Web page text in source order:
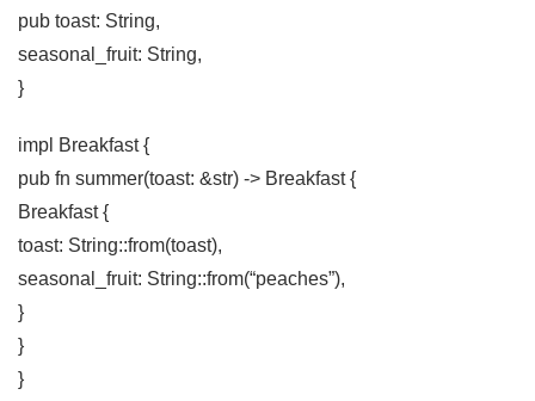
pub toast: String,
seasonal_fruit: String,
}
impl Breakfast {
pub fn summer(toast: &str) -> Breakfast {
Breakfast {
toast: String::from(toast),
seasonal_fruit: String::from(“peaches”),
}
}
}